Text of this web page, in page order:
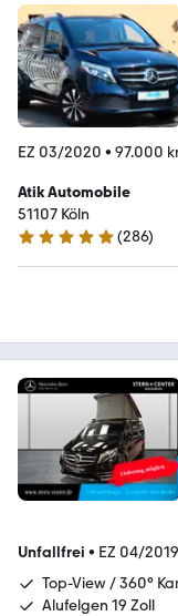
EZ 03/2020 • 97.000
Atik Automobile
51107 Köln
4.9 Sterne
(286)
Unfallfrei • EZ 04/2019
Top-View / 360°
Alufelgen 19 Zoll